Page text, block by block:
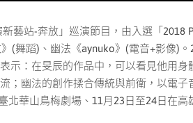
藝站-奔放」巡演節目，由入選「
(舞蹈)、幽法《aynuko》(電音+影像)
示：在旻辰的作品中，可以看見他用
；幽法的創作揉合傳統與前衛，以電
北華山鳥梅劇場、11月23日至24日在高